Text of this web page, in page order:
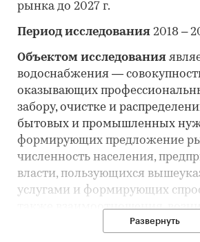
рынка до 2027 г.
Период исследования 2018 –
Объектом исследования
водоснабжения —
оказывающих
забору, очистке и
бытовых и промышленных
формирующих предложение
численность населения,
власти, пользующихся
услугами и формирующих
также взаимоотношения,
предприятиями и населением в
Развернуть